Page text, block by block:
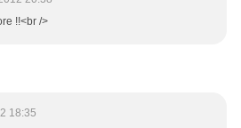
!!<br />
18:35